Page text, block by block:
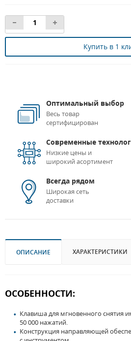
Купить в 1
Оптимальный выбор
Весь товар
сертифицирован
Современные
Низкие цены и
широкий асортимент
Всегда рядом
Широкая сеть
доставки
ОПИСАНИЕ ХАРАКТЕРИСТИКИ
ОСОБЕННОСТИ:
Клавиша для мгновенного снятия
50 000 нажатий.
Конструкция направляющей